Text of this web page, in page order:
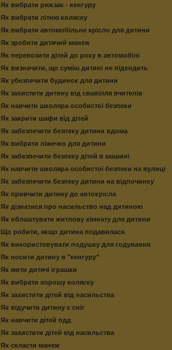
Як вибрати рюкзак - кенгуру
Як вибрати літню коляску
Як вибрати автомобільне крісло для дитини
Як зробити дитячий манеж
Як перевозити дітей до року в автомобілі
Як визначити, що суміш дитині не підходить
Як убезпечити будинок для дитини
Як захистити дитину від свавілля вчителів
Як навчити школяра особистої безпеки
Як закрити шафи від дітей
Як забезпечити безпеку дитини вдома
Як вибрати ліжечко для дитини
Як забезпечити безпеку дітей в машині
Як навчити школяра особистої безпеки на вулиці
Як забезпечити безпеку дитини на відпочинку
Як привчити дитину до автокрісла
Як дізнатися про насильство над дитиною
Як облаштувати житлову кімнату для дитини
Що робити, якщо дитина подавилася
Як використовувати подушку для годування
Як носити дитину в "кенгуру"
Як мити дитячі іграшки
Як вибрати хорошу коляску
Як захистити дітей від насильства
Як відучити дитину є сніг
Як навчити дітей пдд
Як захистити дітей від насильства
Як скласти манеж